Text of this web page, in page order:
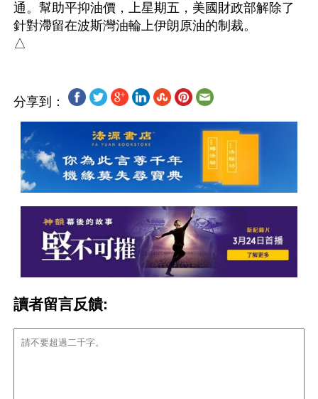
通。幫助平抑油價，上星期五，美國財政部解除了
針對滯留在波斯灣油輪上伊朗原油的制裁。
分享到：
讀者留言反饋: